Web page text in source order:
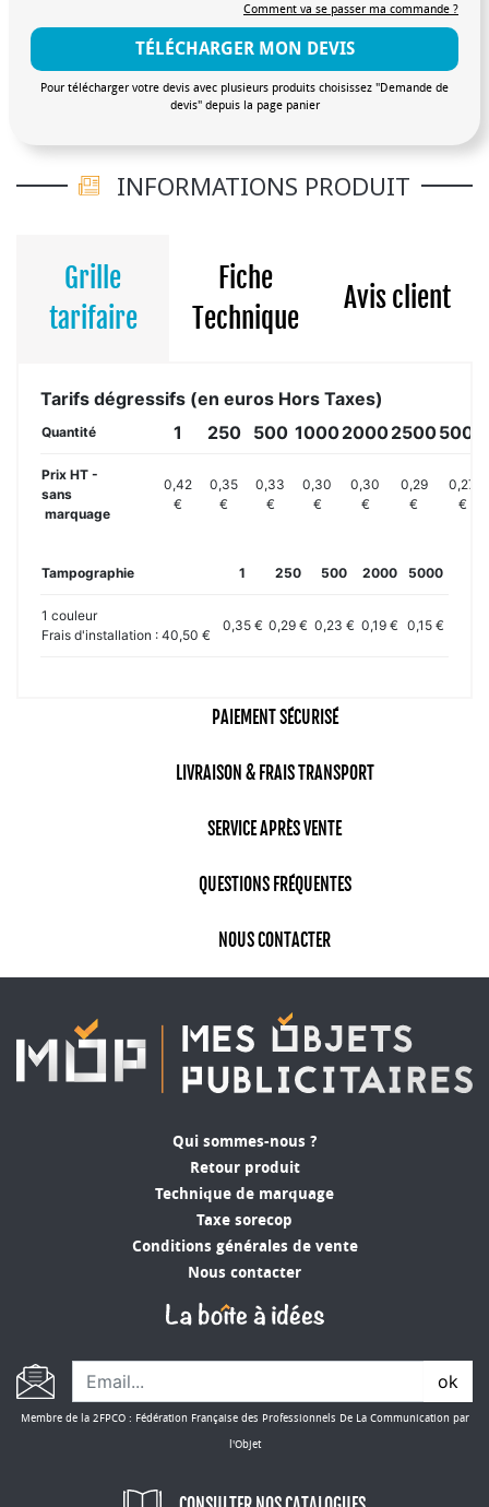
Comment va se passer ma commande ?
TÉLÉCHARGER MON DEVIS
Pour télécharger votre devis avec plusieurs produits choisissez "Demande de
devis" depuis la page panier
INFORMATIONS PRODUIT
Grille
tarifaire
Fiche
Technique
Avis client
Tarifs dégressifs (en euros Hors Taxes)
Quantité 1 250 500 1000200025005000
Prix HT -
sans
marquage
0,42
€
0,35
€
0,33
€
0,30
€
0,30
€
0,29
€
0,27
€
Tampographie 1 250 500 2000 5000
1 couleur
Frais d'installation : 40,50 €
0,35 € 0,29 € 0,23 € 0,19 € 0,15 €
PAIEMENT SÉCURISÉ
LIVRAISON & FRAIS TRANSPORT
SERVICE APRÈS VENTE
QUESTIONS FRÉQUENTES
NOUS CONTACTER
Qui sommes-nous ?
Retour produit
Technique de marquage
Taxe sorecop
Conditions générales de vente
Nous contacter
ok
Membre de la 2FPCO : Fédération Française des Professionnels De La Communication par
l'Objet